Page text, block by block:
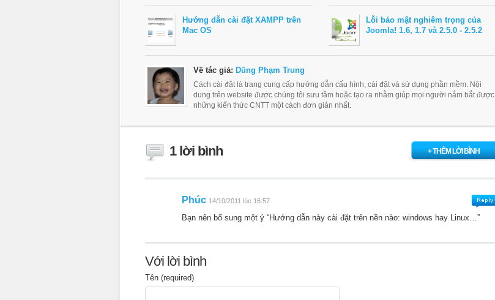
Hướng dẫn cài đặt XAMPP trên
Mac OS
Lỗi bảo mật nghiêm trọng của
Joomla! 1.6, 1.7 và 2.5.0 - 2.5.2
Về tác giả: Dũng Phạm Trung
Cách cài đặt là trang cung cấp hướng dẫn cấu hình, cài đặt và sử dụng phần mềm. Nội
dung trên website được chúng tôi sưu tầm hoặc tạo ra nhằm giúp mọi người nắm bắt được
những kiến thức CNTT một cách đơn giản nhất.
1 lời bình + THÊM LỜI BÌNH
Phúc 14/10/2011 lúc 16:57
Bạn nên bổ sung một ý “Hướng dẫn này cài đặt trên nền nào: windows hay Linux…”
Với lời bình
Tên (required)